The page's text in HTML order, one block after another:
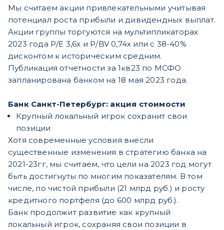
Мы считаем акции привлекательными учитывая
потенциал роста прибыли и дивидендных выплат.
Акции группы торгуются на мультипликаторах
2023 года Р/Е 3,6х и Р/BV 0,74х или с 38-40%
дисконтом к историческим средним.
Публикация отчетности за 1кв23 по МСФО
запланирована банком на 18 мая 2023 года.
Банк Санкт-Петербург: акция стоимости
Крупный локальный игрок сохранит свои
позиции
Хотя современные условия внесли
существенные изменения в стратегию банка на
2021-23гг, мы считаем, что цели на 2023 год могут
быть достигнуты по многим показателям. В том
числе, по чистой прибыли (21 млрд руб.) и росту
кредитного портфеля (до 600 млрд руб.).
Банк продолжит развитие как крупный
локальный игрок, сохраняя свои позиции в